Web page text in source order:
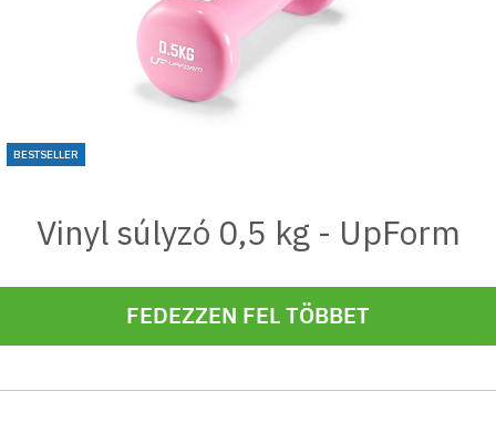
BESTSELLER
Vinyl súlyzó 0,5 kg - UpForm
FEDEZZEN FEL TÖBBET